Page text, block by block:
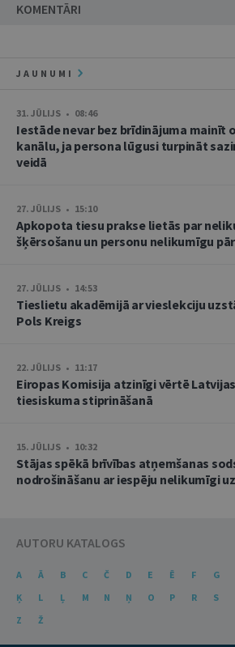
KOMENTĀRI
JAUNUMI
31. JŪLIJS • 08:46
Iestāde nevar bez brīdinājuma mainīt
kanālu, ja persona lūgusi turpināt
veidā
27. JŪLIJS • 15:10
Apkopota tiesu prakse lietās par
šķērsošanu un personu nelikumīgu
27. JŪLIJS • 14:53
Tieslietu akadēmijā ar vieslekciju
Pols Kreigs
22. JŪLIJS • 11:17
Eiropas Komisija atzinīgi vērtē
tiesiskuma stiprināšanā
15. JŪLIJS • 10:32
Stājas spēkā brīvības atņemšanas
nodrošināšanu ar iespēju nelikumīgi
AUTORU KATALOGS
A Ā B C Č D E Ē F G
Ķ
L Ļ M N Ņ O P R S
Z
Ž